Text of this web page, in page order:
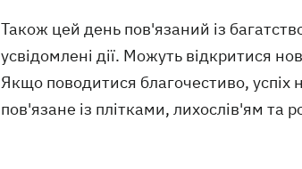
Також цей день пов'язаний із
усвідомлені дії. Можуть відкритися
Якщо поводитися благочестиво, успіх
пов'язане із плітками, лихослів'ям та